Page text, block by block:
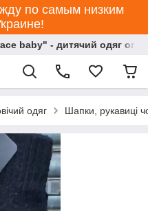
по самым низким
baby" - дитячий одяг
одяг Шапки, рукавиці